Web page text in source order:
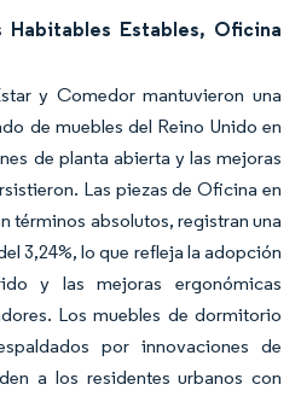
Habitables Estables, Oficina
y Comedor mantuvieron una
de muebles del Reino Unido en
de planta abierta y las mejoras
Las piezas de Oficina en
términos absolutos, registran una
3,24%, lo que refleja la adopción
y las mejoras ergonómicas
Los muebles de dormitorio
por innovaciones de
a los residentes urbanos con